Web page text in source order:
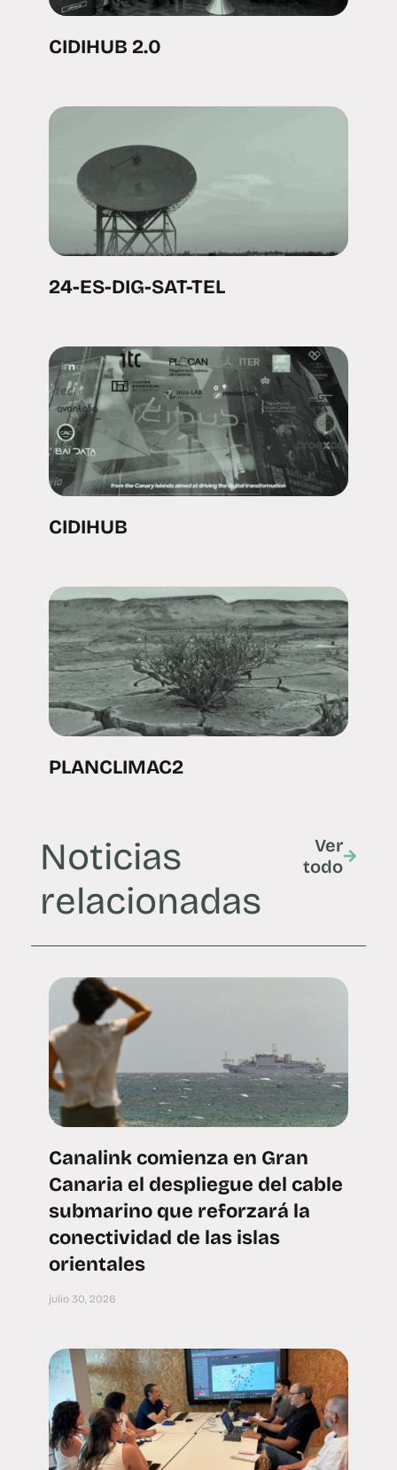
CIDIHUB 2.0
24-ES-DIG-SAT-TEL
CIDIHUB
PLANCLIMAC2
Noticias
relacionadas
Ver
todo
Canalink comienza en Gran
Canaria el despliegue del cable
submarino que reforzará la
conectividad de las islas
orientales
julio 30, 2026